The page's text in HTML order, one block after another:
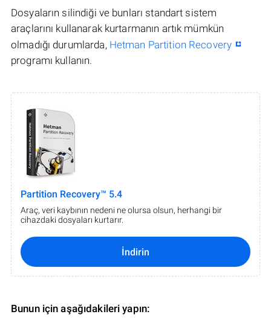
Dosyaların silindiği ve bunları standart sistem
araçlarını kullanarak kurtarmanın artık mümkün
olmadığı durumlarda, Hetman Partition Recovery
programı kullanın.
Partition Recovery™ 5.4
Araç, veri kaybının nedeni ne olursa olsun, herhangi bir
cihazdaki dosyaları kurtarır.
İndirin
Bunun için aşağıdakileri yapın: